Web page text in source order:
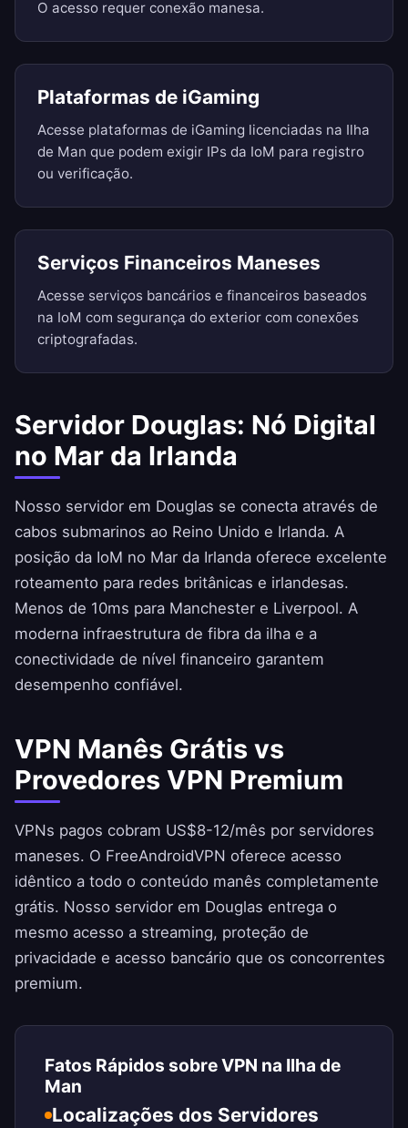
O acesso requer conexão manesa.
Plataformas de iGaming
Acesse plataformas de iGaming licenciadas na Ilha
de Man que podem exigir IPs da IoM para registro
ou verificação.
Serviços Financeiros Maneses
Acesse serviços bancários e financeiros baseados
na IoM com segurança do exterior com conexões
criptografadas.
Servidor Douglas: Nó Digital
no Mar da Irlanda
Nosso servidor em Douglas se conecta através de
cabos submarinos ao Reino Unido e Irlanda. A
posição da IoM no Mar da Irlanda oferece excelente
roteamento para redes britânicas e irlandesas.
Menos de 10ms para Manchester e Liverpool. A
moderna infraestrutura de fibra da ilha e a
conectividade de nível financeiro garantem
desempenho confiável.
VPN Manês Grátis vs
Provedores VPN Premium
VPNs pagos cobram US$8-12/mês por servidores
maneses. O FreeAndroidVPN oferece acesso
idêntico a todo o conteúdo manês completamente
grátis. Nosso servidor em Douglas entrega o
mesmo acesso a streaming, proteção de
privacidade e acesso bancário que os concorrentes
premium.
Fatos Rápidos sobre VPN na Ilha de
Man
Localizações dos Servidores